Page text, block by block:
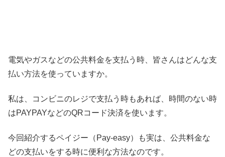
電気やガスなどの公共料金を支払う時、皆さんはどんな支
払い方法を使っていますか。
私は、コンビニのレジで支払う時もあれば、時間のない時
はPAYPAYなどのQRコード決済を使います。
今回紹介するペイジー（Pay-easy）も実は、公共料金な
どの支払いをする時に便利な方法なのです。